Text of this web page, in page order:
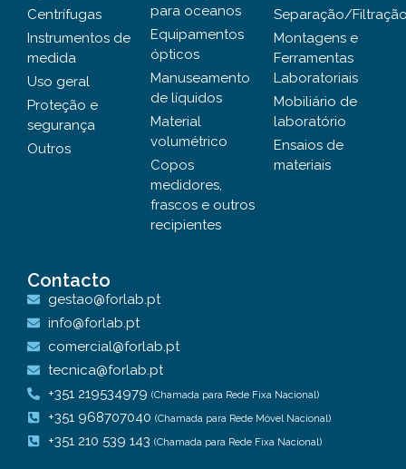
Centrífugas
Instrumentos de
medida
Uso geral
Proteção e
segurança
Outros
para oceanos
Equipamentos
ópticos
Manuseamento
de líquidos
Material
volumétrico
Copos
medidores,
frascos e outros
recipientes
Separação/
Montagens e
Ferramentas
Laboratoriais
Mobiliário de
laboratório
Ensaios de
materiais
Contacto
gestao@forlab.pt
info@forlab.pt
comercial@forlab.pt
tecnica@forlab.pt
+351 219534979 (Chamada para Rede Fixa Nacional)
+351 968707040 (Chamada para Rede Móvel Nacional)
+351 210 539 143 (Chamada para Rede Fixa Nacional)